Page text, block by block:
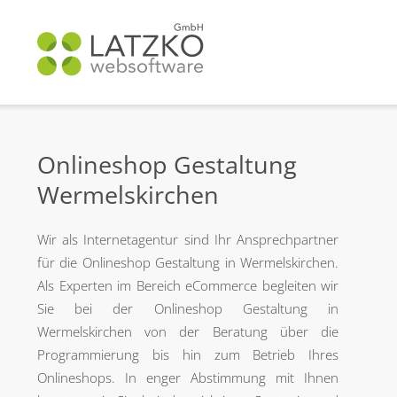
Onlineshop Gestaltung
Wermelskirchen
Wir als Internetagentur sind Ihr Ansprechpartner
für die Onlineshop Gestaltung in Wermelskirchen.
Als Experten im Bereich eCommerce begleiten wir
Sie bei der Onlineshop Gestaltung in
Wermelskirchen von der Beratung über die
Programmierung bis hin zum Betrieb Ihres
Onlineshops. In enger Abstimmung mit Ihnen